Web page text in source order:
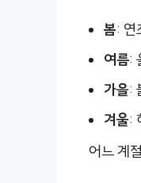
봄: 연
여름:
가을:
겨울:
어느 계